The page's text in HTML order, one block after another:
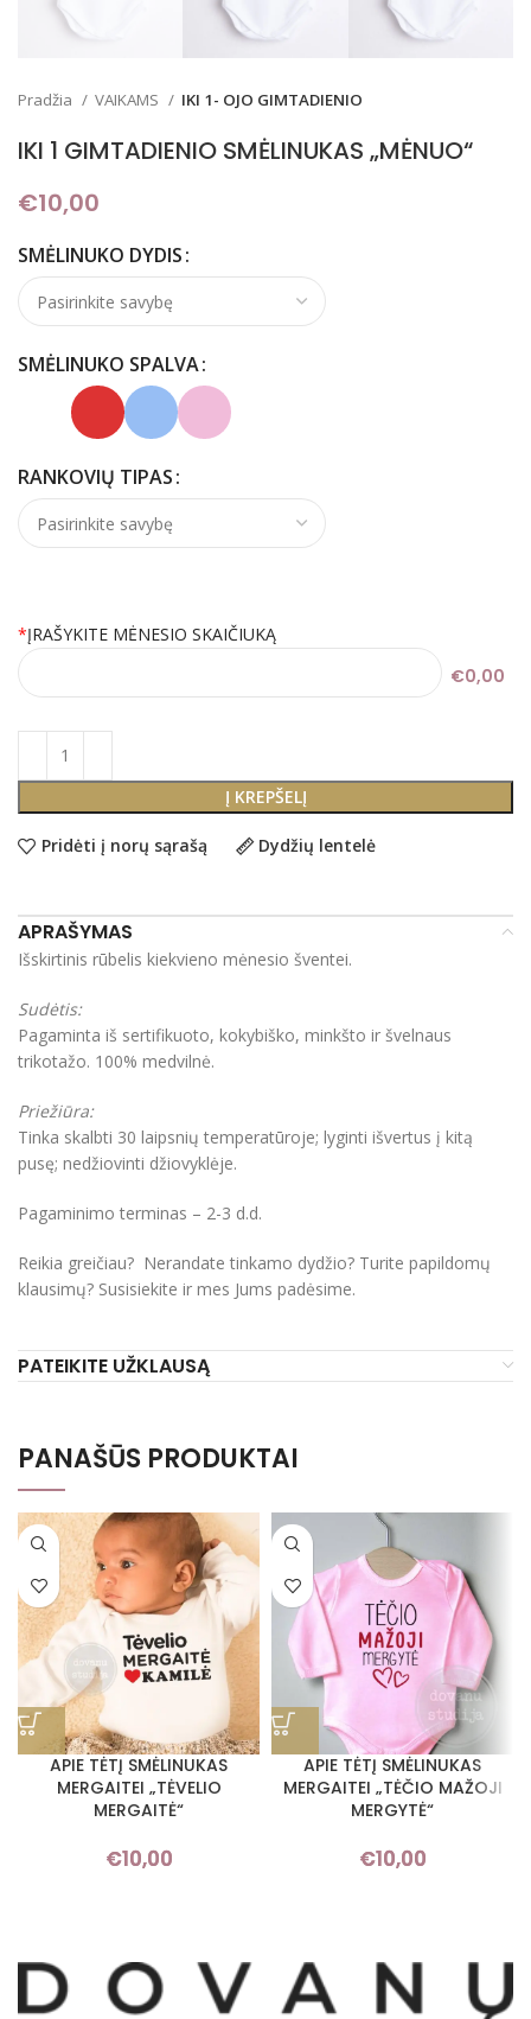
Pradžia VAIKAMS IKI 1- OJO GIMTADIENIO
IKI 1 GIMTADIENIO SMĖLINUKAS „MĖNUO“
€10,00
SMĖLINUKO DYDIS
SMĖLINUKO SPALVA
RANKOVIŲ TIPAS
*ĮRAŠYKITE MĖNESIO SKAIČIUKĄ
€0,00
Į KREPŠELĮ
Pridėti į norų sąrašą Dydžių lentelė
APRAŠYMAS
Išskirtinis rūbelis kiekvieno mėnesio šventei.
Sudėtis:
Pagaminta iš sertifikuoto, kokybiško, minkšto ir švelnaus
trikotažo. 100% medvilnė.
Priežiūra:
Tinka skalbti 30 laipsnių temperatūroje; lyginti išvertus į kitą
pusę; nedžiovinti džiovyklėje.
Pagaminimo terminas – 2-3 d.d.
Reikia greičiau? Nerandate tinkamo dydžio? Turite papildomų
klausimų? Susisiekite ir mes Jums padėsime.
PATEIKITE UŽKLAUSĄ
PANAŠŪS PRODUKTAI
APIE TĖTĮ SMĖLINUKAS
MERGAITEI „TĖVELIO
MERGAITĖ“
€10,00
APIE TĖTĮ SMĖLINUKAS
MERGAITEI „TĖČIO MAŽOJI
MERGYTĖ“
€10,00